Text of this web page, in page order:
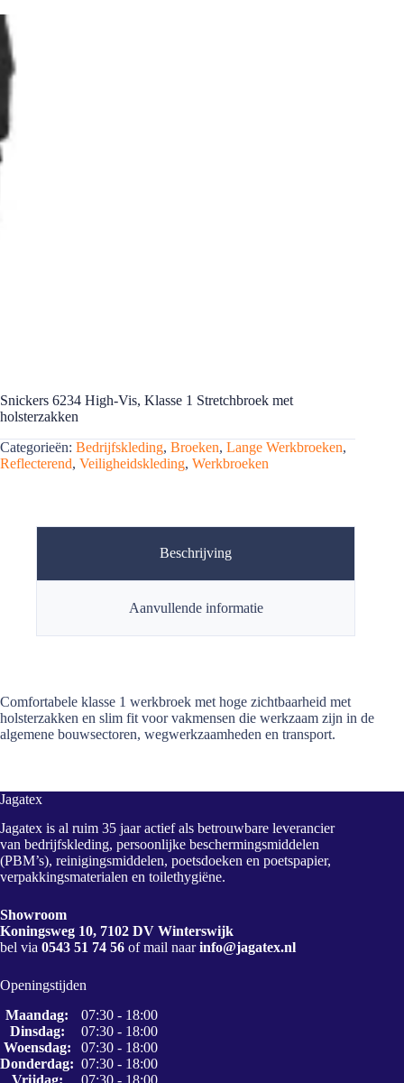
Snickers 6234 High-Vis, Klasse 1 Stretchbroek met
holsterzakken
Categorieën: Bedrijfskleding, Broeken, Lange Werkbroeken,
Reflecterend, Veiligheidskleding, Werkbroeken
Beschrijving
Aanvullende informatie
Comfortabele klasse 1 werkbroek met hoge zichtbaarheid met
holsterzakken en slim fit voor vakmensen die werkzaam zijn in de
algemene bouwsectoren, wegwerkzaamheden en transport.
Jagatex
Jagatex is al ruim 35 jaar actief als betrouwbare leverancier
van bedrijfskleding, persoonlijke beschermingsmiddelen
(PBM’s), reinigingsmiddelen, poetsdoeken en poetspapier,
verpakkingsmaterialen en toilethygiëne.
Showroom
Koningsweg 10, 7102 DV Winterswijk
bel via 0543 51 74 56 of mail naarinfo@jagatex.nl
Openingstijden
Maandag:
07:30 - 18:00
Dinsdag:
07:30 - 18:00
Woensdag:
07:30 - 18:00
Donderdag: 07:30 - 18:00